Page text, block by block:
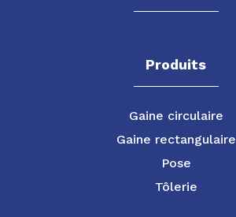
Produits
Gaine circulaire
Gaine rectangulaire
Pose
Tôlerie